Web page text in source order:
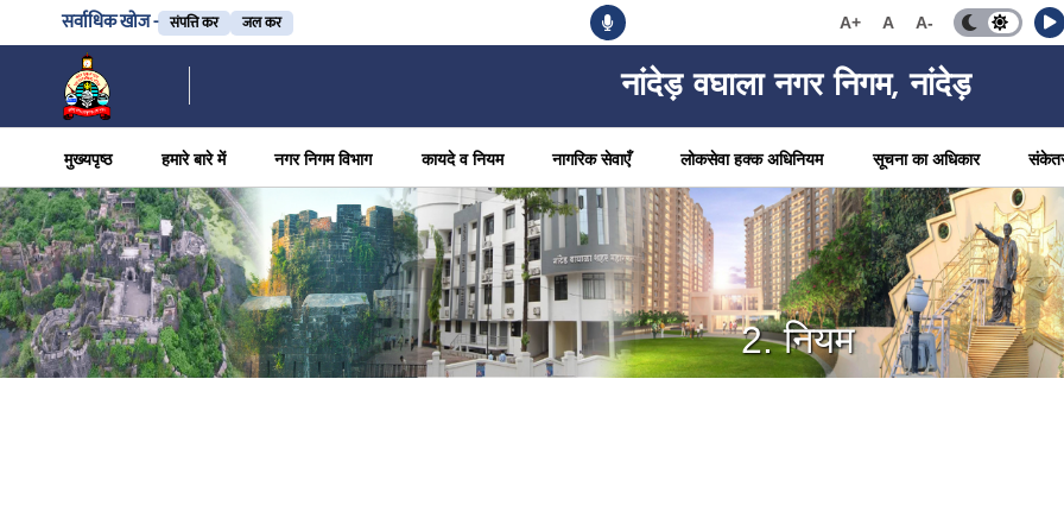
सर्वाधिक खोज - संपत्ति कर जल कर A+ A A-
नांदेड़ वघाला नगर निगम, नांदेड़
मुख्यपृष्ठ हमारे बारे में नगर निगम विभाग कायदे व नियम नागरिक सेवाएँ लोकसेवा हक्क अधिनियम सूचना का अधिकार
2. नियम